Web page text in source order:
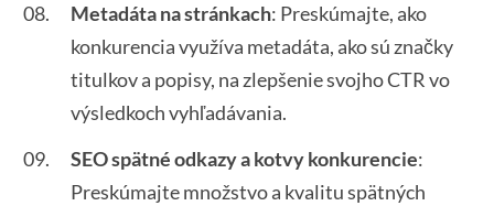
Metadáta na stránkach: Preskúmajte, ako
konkurencia využíva metadáta, ako sú značky
titulkov a popisy, na zlepšenie svojho CTR vo
výsledkoch vyhľadávania.
SEO spätné odkazy a kotvy konkurencie:
Preskúmajte množstvo a kvalitu spätných